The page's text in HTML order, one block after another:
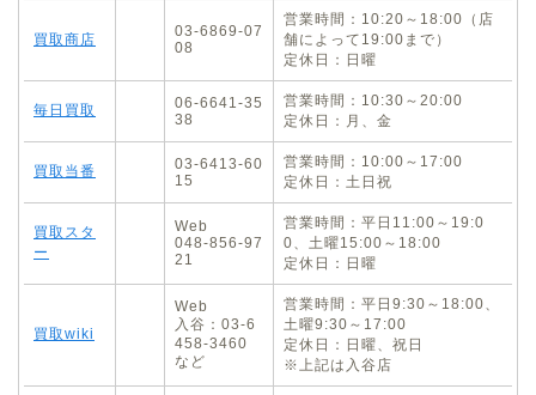
買取商店
03-6869-07
08
営業時間：10:20～18:00（店
舗によって19:00まで）
定休日：日曜
毎日買取
06-6641-35
38
営業時間：10:30～20:00
定休日：月、金
買取当番
03-6413-60
15
営業時間：10:00～17:00
定休日：土日祝
買取スタ
ー
Web
048-856-97
21
営業時間：平日11:00～19:0
0、土曜15:00～18:00
定休日：日曜
買取wiki
Web
入谷：03-6
458-3460
など
営業時間：平日9:30～18:00、
土曜9:30～17:00
定休日：日曜、祝日
※上記は入谷店